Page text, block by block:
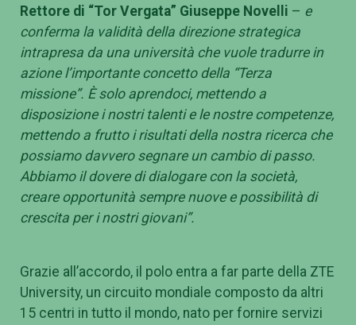
Rettore di “Tor Vergata” Giuseppe Novelli – e
conferma la validità della direzione strategica
intrapresa da una università che vuole tradurre in
azione l’importante concetto della “Terza
missione”. È solo aprendoci, mettendo a
disposizione i nostri talenti e le nostre competenze,
mettendo a frutto i risultati della nostra ricerca che
possiamo davvero segnare un cambio di passo.
Abbiamo il dovere di dialogare con la società,
creare opportunità sempre nuove e possibilità di
crescita per i nostri giovani”.
Grazie all’accordo, il polo entra a far parte della ZTE
University, un circuito mondiale composto da altri
15 centri in tutto il mondo, nato per fornire servizi